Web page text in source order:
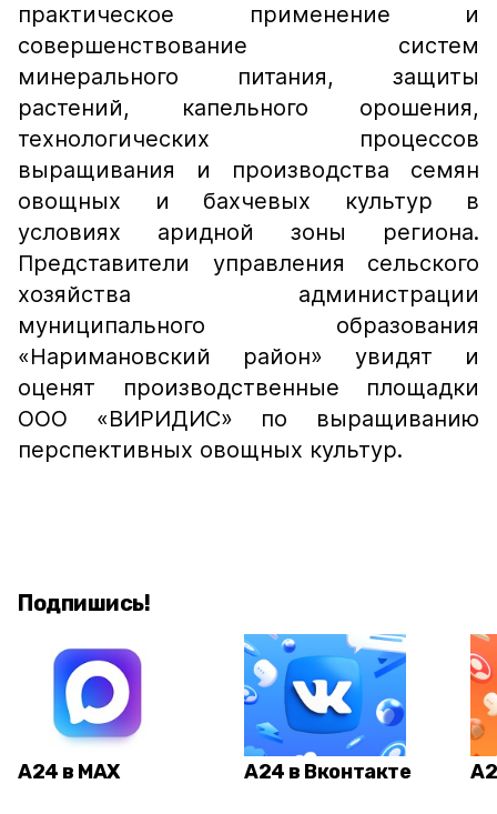
практическое применение и
совершенствование систем
минерального питания, защиты
растений, капельного орошения,
технологических процессов
выращивания и производства семян
овощных и бахчевых культур в
условиях аридной зоны региона.
Представители управления сельского
хозяйства администрации
муниципального образования
«Наримановский район» увидят и
оценят производственные площадки
ООО «ВИРИДИС» по выращиванию
перспективных овощных культур.
Подпишись!
А24 в MAX А24 в Вконтакте